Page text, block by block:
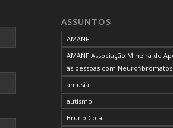
neurofibromatose do tipo 2
neurofibromatoses
OCUPAÇÃO DO BLOG
onde tratar
problemas comportamentais
ASSUNTOS
AMANF
AMANF Associação Mineira de
às pessoas com
amusia
autismo
Bruno Cota